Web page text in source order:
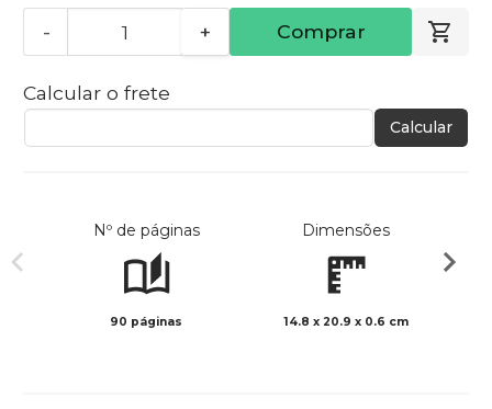
- + Comprar
Calcular o frete
Calcular
Nº de páginas
90 páginas
Dimensões
14.8 x 20.9 x 0.6 cm